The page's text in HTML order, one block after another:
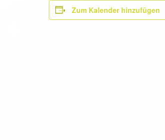
Zum Kalender hinzufügen